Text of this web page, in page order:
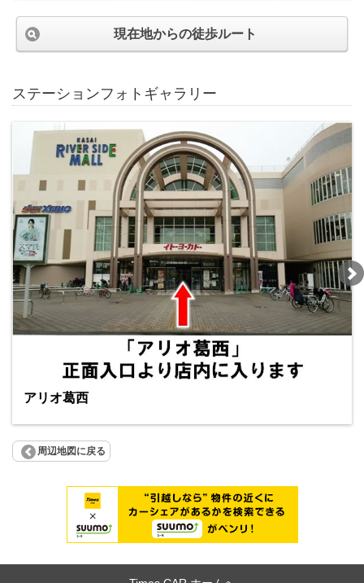
現在地からの徒歩ルート
ステーションフォトギャラリー
アリオ葛西
周辺地図に戻る